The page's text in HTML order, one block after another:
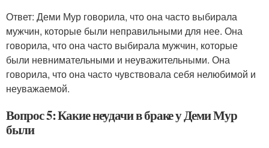
Ответ: Деми Мур говорила, что она часто выбирала
мужчин, которые были неправильными для нее. Она
говорила, что она часто выбирала мужчин, которые
были невнимательными и неуважительными. Она
говорила, что она часто чувствовала себя нелюбимой и
неуважаемой.
Вопрос 5: Какие неудачи в браке у Деми Мур
были